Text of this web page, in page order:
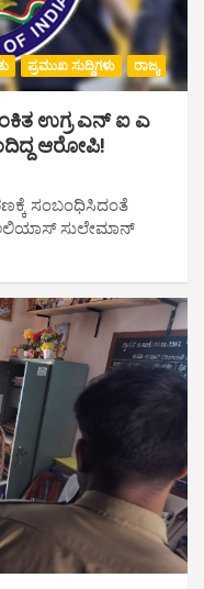
ಪ್ರಮುಖ ಸುದ್ದಿಗಳು ರಾಜ್ಯ
ಉಗ್ರ ಎನ್ ಐ ಎ
ಆರೋಪಿ!
ಸಂಬಂಧಿಸಿದಂತೆ
ಅಲಿಯಾಸ್ ಸುಲೇಮಾನ್